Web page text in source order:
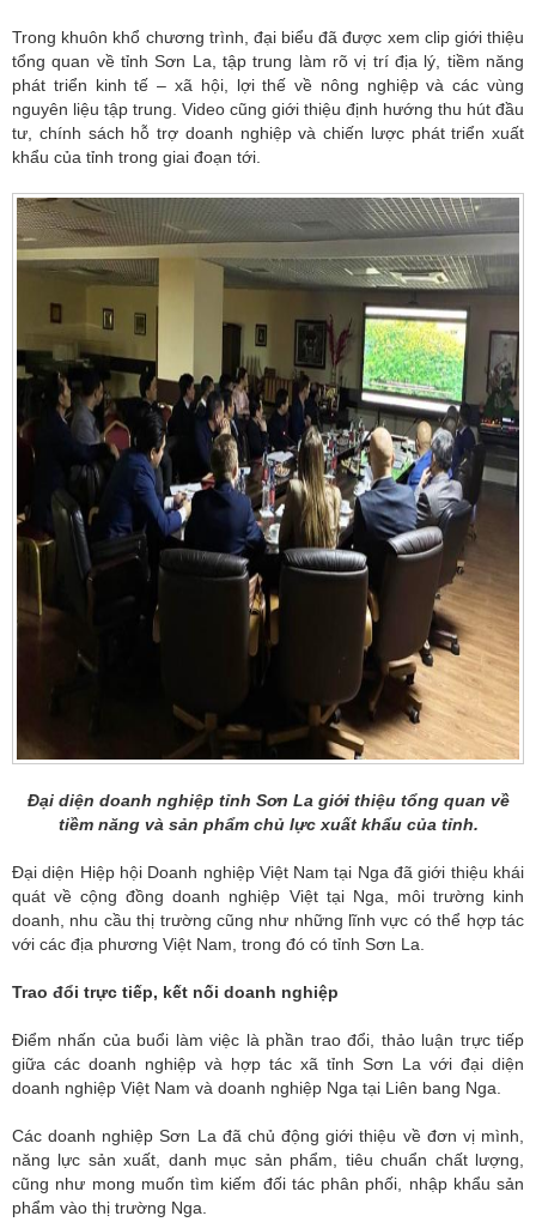
Trong khuôn khổ chương trình, đại biểu đã được xem clip giới thiệu
tổng quan về tỉnh Sơn La, tập trung làm rõ vị trí địa lý, tiềm năng
phát triển kinh tế – xã hội, lợi thế về nông nghiệp và các vùng
nguyên liệu tập trung. Video cũng giới thiệu định hướng thu hút đầu
tư, chính sách hỗ trợ doanh nghiệp và chiến lược phát triển xuất
khẩu của tỉnh trong giai đoạn tới.
Đại diện doanh nghiệp tỉnh Sơn La giới thiệu tổng quan về
tiềm năng và sản phẩm chủ lực xuất khẩu của tỉnh.
Đại diện Hiệp hội Doanh nghiệp Việt Nam tại Nga đã giới thiệu khái
quát về cộng đồng doanh nghiệp Việt tại Nga, môi trường kinh
doanh, nhu cầu thị trường cũng như những lĩnh vực có thể hợp tác
với các địa phương Việt Nam, trong đó có tỉnh Sơn La.
Trao đổi trực tiếp, kết nối doanh nghiệp
Điểm nhấn của buổi làm việc là phần trao đổi, thảo luận trực tiếp
giữa các doanh nghiệp và hợp tác xã tỉnh Sơn La với đại diện
doanh nghiệp Việt Nam và doanh nghiệp Nga tại Liên bang Nga.
Các doanh nghiệp Sơn La đã chủ động giới thiệu về đơn vị mình,
năng lực sản xuất, danh mục sản phẩm, tiêu chuẩn chất lượng,
cũng như mong muốn tìm kiếm đối tác phân phối, nhập khẩu sản
phẩm vào thị trường Nga.